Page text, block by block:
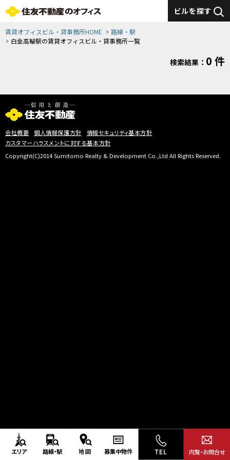
ビルを探す
賃貸オフィスビル・貸事務所HOME
路線・駅
白金高輪駅の賃貸オフィスビル・貸事務所一覧
検索結果： 0 件
エリア 路線・駅 地図 募集中物件 内覧・お問合せ
会社概要 個人情報保護方針
情報セキュリティ基本方針
カスタマーハラスメントに対する基本方針
Copyright(C)2014 Sumitomo Realty & Development Co.,Ltd All Rights Reserved.